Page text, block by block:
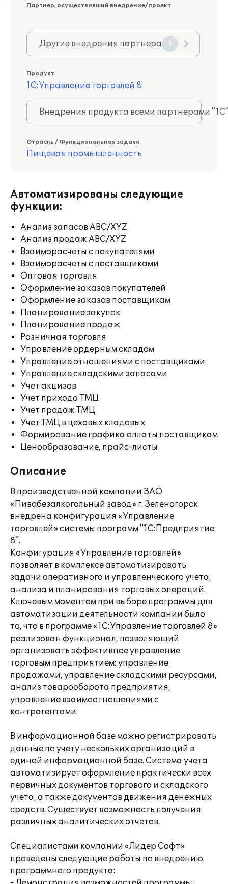
Партнер, осуществивший внедрение/проект
Другие внедрения партнера 1
Продукт
1С:Управление торговлей 8
Внедрения продукта всеми партнерами
Отрасль / Функциональная задача
Пищевая промышленность
Автоматизированы следующие
функции:
Анализ запасов ABC/XYZ
Анализ продаж ABC/XYZ
Взаиморасчеты с покупателями
Взаиморасчеты с поставщиками
Оптовая торговля
Оформление заказов покупателей
Оформление заказов поставщикам
Планирование закупок
Планирование продаж
Розничная торговля
Управление ордерным складом
Управление отношениями с поставщиками
Управление складскими запасами
Учет акцизов
Учет прихода ТМЦ
Учет продаж ТМЦ
Учет ТМЦ в цеховых кладовых
Формирование графика оплаты поставщикам
Ценообразование, прайс-листы
Описание
В производственной компании ЗАО
«Пивобезалкогольный завод» г. Зеленогорск
внедрена конфигурация «Управление
торговлей» системы программ "1С:Предприятие
8".
Конфигурация «Управление торговлей»
позволяет в комплексе автоматизировать
задачи оперативного и управленческого учета,
анализа и планирования торговых операций.
Ключевым моментом при выборе программы для
автоматизации деятельности компании было
то, что в программе «1С:Управление торговлей 8»
реализован функционал, позволяющий
организовать эффективное управление
торговым предприятием: управление
продажами, управление складскими ресурсами,
анализ товарооборота предприятия,
управление взаимоотношениями с
контрагентами.
В информационной базе можно регистрировать
данные по учету нескольких организаций в
единой информационной базе. Система учета
автоматизирует оформление практически всех
первичных документов торгового и складского
учета, а также документов движения денежных
средств. Существует возможность получения
различных аналитических отчетов.
Специалистами компании «Лидер Софт»
проведены следующие работы по внедрению
программного продукта: